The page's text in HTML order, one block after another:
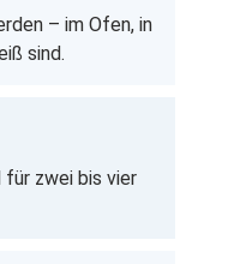
– im Ofen, in
sind.
zwei bis vier